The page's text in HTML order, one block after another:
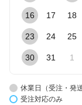
16 17 18
23 24 25
30 31 1
休業日（受注・発
受注対応のみ